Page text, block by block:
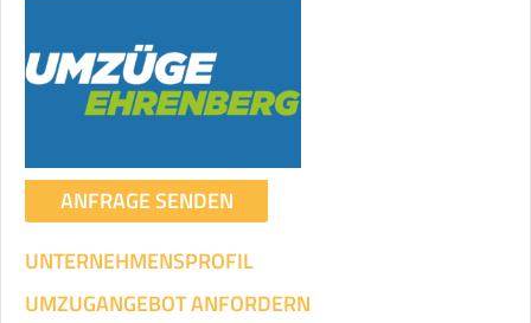
ANFRAGE SENDEN
UNTERNEHMENSPROFIL
UMZUGANGEBOT ANFORDERN